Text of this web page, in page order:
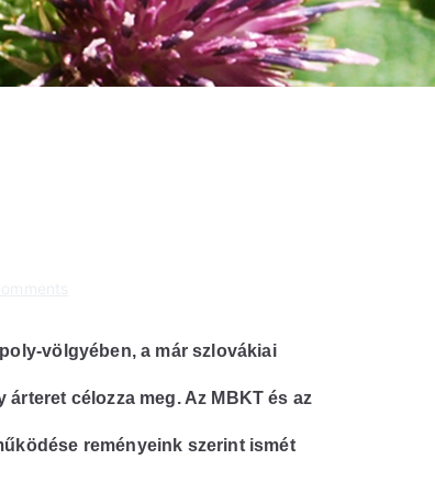
az
felé
völgyében, a már szlovákiai
célozza meg. Az MBKT és az
reményeink szerint ismét